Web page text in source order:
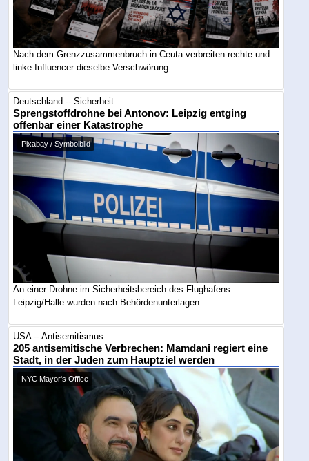
Nach dem Grenzzusammenbruch in Ceuta verbreiten rechte und
linke Influencer dieselbe Verschwörung: ...
Deutschland -- Sicherheit
Sprengstoffdrohne bei Antonov: Leipzig entging
offenbar einer Katastrophe
Pixabay / Symbolbild
An einer Drohne im Sicherheitsbereich des Flughafens
Leipzig/Halle wurden nach Behördenunterlagen ...
USA -- Antisemitismus
205 antisemitische Verbrechen: Mamdani regiert eine
Stadt, in der Juden zum Hauptziel werden
NYC Mayor's Office